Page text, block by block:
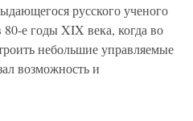
русского ученого
е годы XIX века, когда во
небольшие управляемые
возможность и